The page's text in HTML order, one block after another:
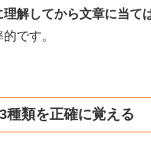
解してから文章に当て
です。
種類を正確に覚える